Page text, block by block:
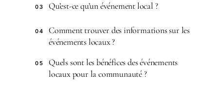
03 Qu’est-ce qu’un événement local ?
04
Comment trouver des informations sur les
événements locaux ?
05
Quels sont les bénéfices des événements
locaux pour la communauté ?